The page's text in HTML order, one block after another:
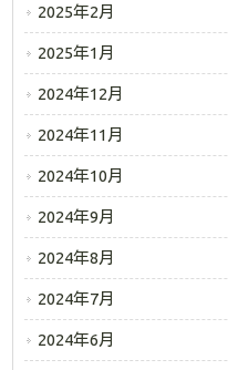
2025年2月
2025年1月
2024年12月
2024年11月
2024年10月
2024年9月
2024年8月
2024年7月
2024年6月